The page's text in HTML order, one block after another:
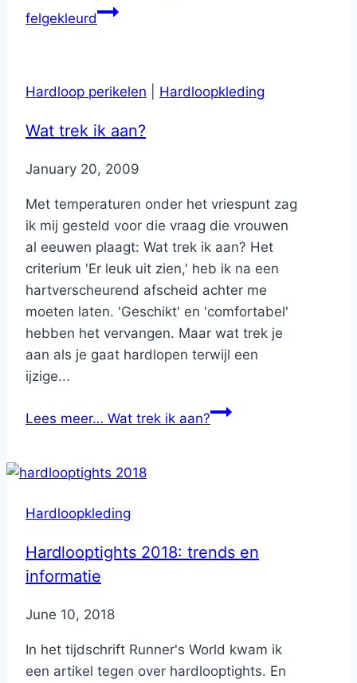
felgekleurd
Hardloop perikelen Hardloopkleding
Wat trek ik aan?
ByNicole
January 20, 2009
Met temperaturen onder het vriespunt zag
ik mij gesteld voor die vraag die vrouwen
al eeuwen plaagt: Wat trek ik aan? Het
criterium 'Er leuk uit zien,' heb ik na een
hartverscheurend afscheid achter me
moeten laten. 'Geschikt' en 'comfortabel'
hebben het vervangen. Maar wat trek je
aan als je gaat hardlopen terwijl een
ijzige...
Lees meer… Wat trek ik aan?
Hardloopkleding
Hardlooptights 2018: trends en
informatie
ByNicole
June 10, 2018
In het tijdschrift Runner's World kwam ik
een artikel tegen over hardlooptights. En